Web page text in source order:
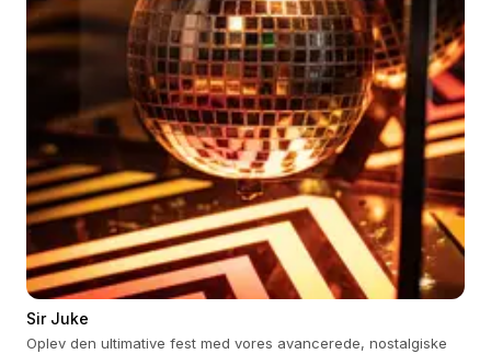
Sir Juke
Oplev den ultimative fest med vores avancerede, nostalgiske